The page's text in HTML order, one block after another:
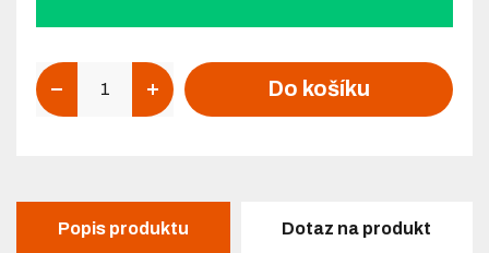
Do košíku
Popis produktu Dotaz na produkt